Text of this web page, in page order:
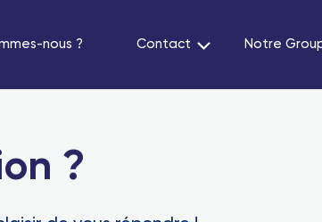
nous ? Contact Notre
?